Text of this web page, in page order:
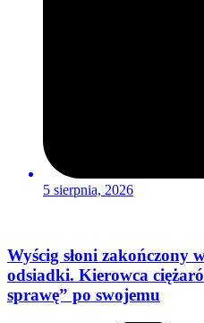
5 sierpnia, 2026
Wyścig słoni zakończony
odsiadki. Kierowca
sprawę” po swojemu